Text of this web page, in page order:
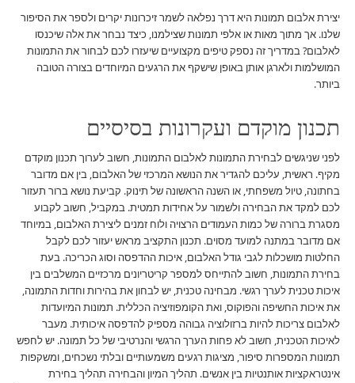
יצירת אלבום תמונות היא דרך נפלאה לשמר זיכרונות יקרים ולספר את הסיפור
שלנו. אך מתוך מאות או אלפי תמונות שצילמנו, כיצד נבחר את אלה שיכנסו
לאלבום? במדריך זה נספק טיפים מקצועיים שיעזרו לכם לבחור את התמונות
המושלמות ולארגן אותן באופן שישקף את הרגעים המיוחדים בצורה הטובה
ביותר.
תכנון מוקדם ועקרונות בסיסיים
לפני שניגשים לבחירת התמונות לאלבום התמונות, חשוב לערוך תכנון מוקדם
מקיף. ראשית, עליכם להגדיר את הנושא המרכזי של האלבום, בין אם מדובר
בחתונה, טיול משפחתי, או השנה הראשונה של תינוק. קביעת נושא ברור תעזור
לכם למקד את הבחירה ולשמור על אחידות תמטית. במקביל, חשוב לקבוע
מסגרת ברורה של כמות העמודים הרצויה ולוח זמנים ליצירת האלבום, במיוחד
אם מדובר במתנה למועד מסוים. תכנון התקציב מראש יעזור לכם לקבל
החלטות מושכלות לגבי גודל האלבום, איכות ההדפסה וסוג הכריכה. בעת
בחירת התמונות, חשוב להתייחס למספר קריטריונים מרכזיים המשלבים בין
איכות טכנית לערך רגשי. מבחינה טכנית, יש לבחון את בהירות וחדות התמונה,
את איכות החשיפה והפוקוס, ואת הקומפוזיציה הכללית. תמונות המיועדות
לאלבום צריכות להיות ברזולוציה גבוהה מספיק להדפסה איכותית. מעבר
לאיכות הטכנית, חשוב לא פחות הערך הרגשי והנרטיבי של כל תמונה. יש לחפש
תמונות המספרות סיפור, מציגות רגעים משמעותיים ובלתי נשכחים, ומשקפות
אינטראקציות אותנטיות בין אנשים. תהליך המיון והבחירה תהליך בחירת